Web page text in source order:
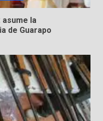
la vida en
policías en Yuriria
la
de Guarapo